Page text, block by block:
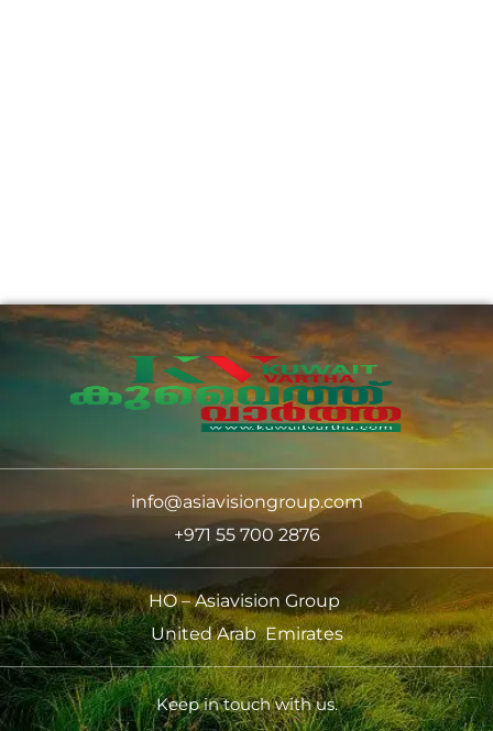
info@asiavisiongroup.com
+971 55 700 2876
HO – Asiavision Group
United Arab Emirates
Keep in touch with us.